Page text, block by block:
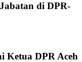
di DPR-
Ketua DPR Aceh